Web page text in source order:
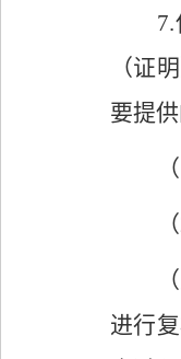
7.
（证
要提供
（
（
进行